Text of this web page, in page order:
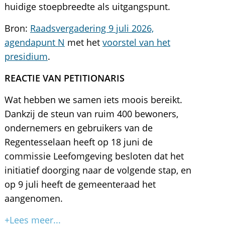
huidige stoepbreedte als uitgangspunt.
Bron: Raadsvergadering 9 juli 2026,
agendapunt N met het voorstel van het
presidium.
REACTIE VAN PETITIONARIS
Wat hebben we samen iets moois bereikt.
Dankzij de steun van ruim 400 bewoners,
ondernemers en gebruikers van de
Regentesselaan heeft op 18 juni de
commissie Leefomgeving besloten dat het
initiatief doorging naar de volgende stap, en
op 9 juli heeft de gemeenteraad het
aangenomen.
+Lees meer...